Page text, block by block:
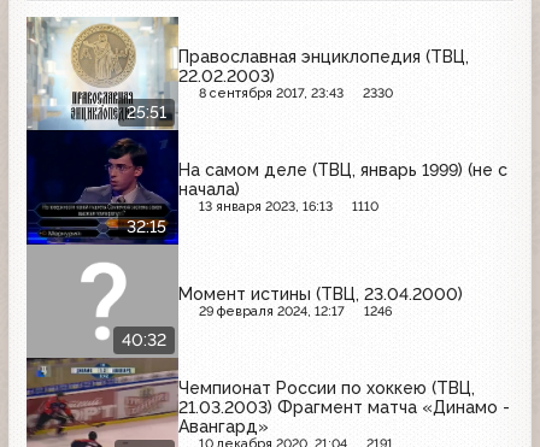
25:51
Православная энциклопедия (ТВЦ,
22.02.2003)
8 сентября 2017, 23:43 2330
32:15
На самом деле (ТВЦ, январь 1999) (не с
начала)
13 января 2023, 16:13 1110
40:32
Момент истины (ТВЦ, 23.04.2000)
29 февраля 2024, 12:17 1246
Чемпионат России по хоккею (ТВЦ,
21.03.2003) Фрагмент матча «Динамо -
Авангард»